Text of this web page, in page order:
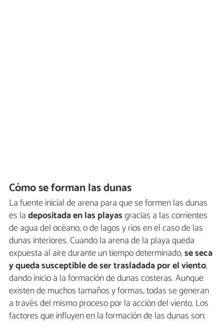
Cómo se forman las dunas
La fuente inicial de arena para que se formen las dunas
es ladepositada en las playasgracias a las corrientes
de agua del océano, o de lagos y ríos en el caso de las
dunas interiores. Cuando la arena de la playa queda
expuesta al aire durante un tiempo determinado,se seca
y queda susceptible de ser trasladada por el viento,
dando inicio a la formación de dunas costeras. Aunque
existen de muchos tamaños y formas, todas se generan
a través del mismo proceso por la acción del viento. Los
factores que influyen en la formación de las dunas son: